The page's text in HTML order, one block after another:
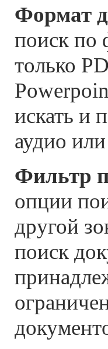
Формат
поиск по
только
искать и
аудио
Фильтр
опции
другой
поиск